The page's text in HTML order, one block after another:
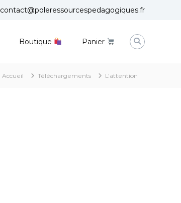
contact@poleressourcespedagogiques.fr
Boutique Panier
Accueil Téléchargements L’attention